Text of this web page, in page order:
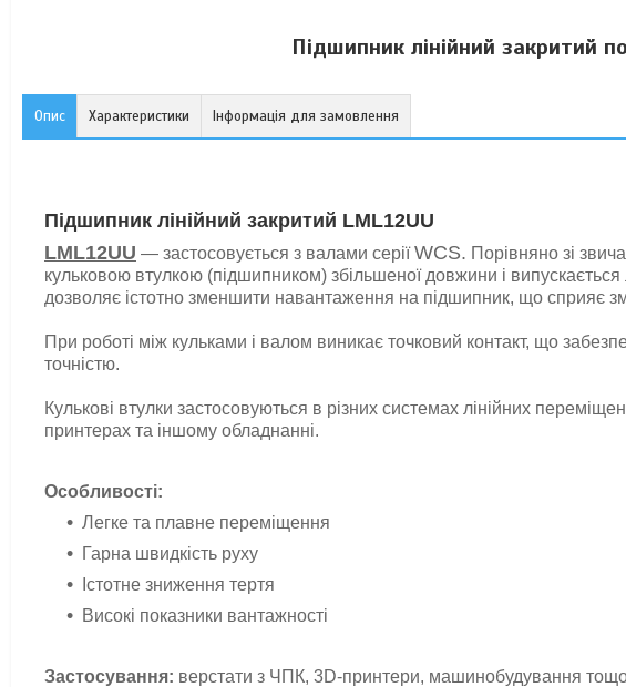
Підшипник лінійний закритий
Опис Характеристики Інформація для замовлення
Підшипник лінійний закритий LML12UU
LML12UU — застосовується з валами серіїWCS. Порівняно зі
кульковою втулкою (підшипником) збільшеної довжини і
дозволяє істотно зменшити навантаження на підшипник, що сприяє
При роботі між кульками і валом виникає точковий контакт, що
точністю.
Кулькові втулки застосовуються в різних системах лінійних
принтерах та іншому обладнанні.
Особливості:
Легке та плавне переміщення
Гарна швидкість руху
Істотне зниження тертя
Високі показники вантажності
Застосування: верстати з ЧПК, 3D-принтери, машинобудування